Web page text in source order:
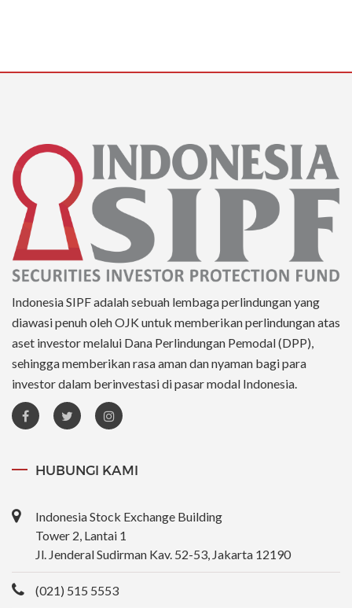
Indonesia SIPF adalah sebuah lembaga perlindungan yang
diawasi penuh oleh OJK untuk memberikan perlindungan atas
aset investor melalui Dana Perlindungan Pemodal (DPP),
sehingga memberikan rasa aman dan nyaman bagi para
investor dalam berinvestasi di pasar modal Indonesia.
HUBUNGI KAMI
Indonesia Stock Exchange Building
Tower 2, Lantai 1
Jl. Jenderal Sudirman Kav. 52-53, Jakarta 12190
(021) 515 5553